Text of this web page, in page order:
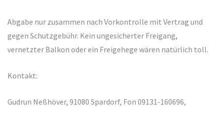
Abgabe nur zusammen nach Vorkontrolle mit Vertrag und
gegen Schutzgebühr. Kein ungesicherter Freigang,
vernetzter Balkon oder ein Freigehege wären natürlich toll.
Kontakt:
Gudrun Neßhöver, 91080 Spardorf, Fon 09131-160696,